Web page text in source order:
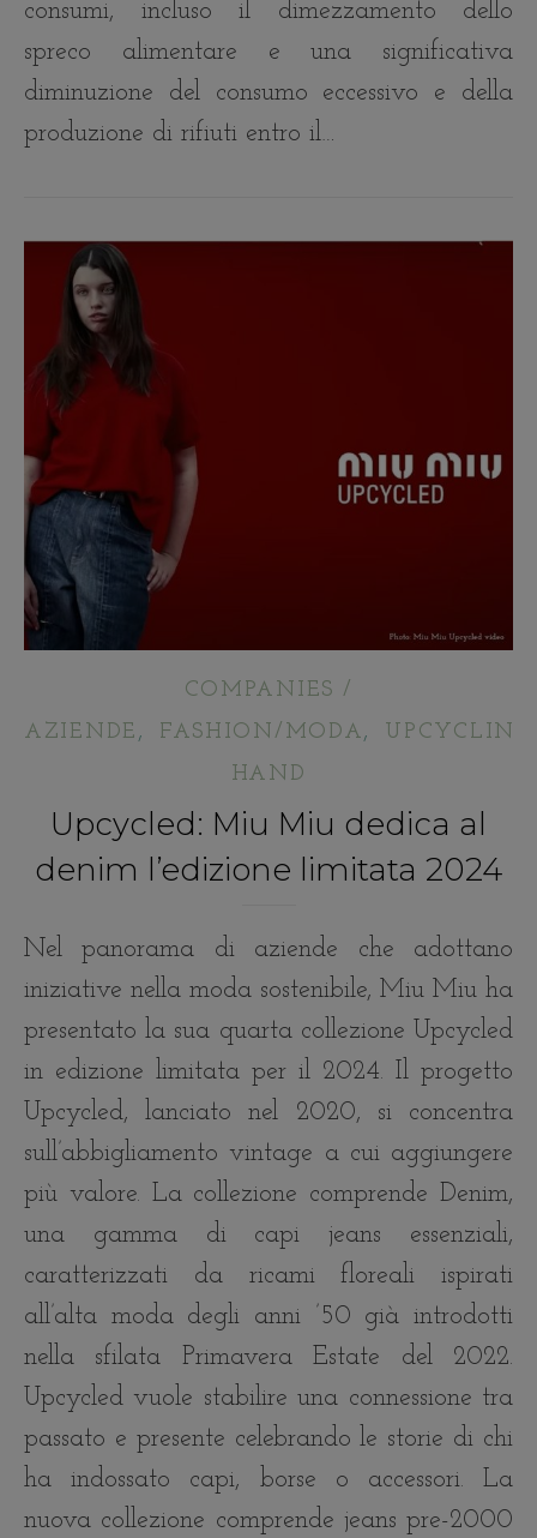
consumi, incluso il dimezzamento dello
spreco alimentare e una significativa
diminuzione del consumo eccessivo e della
produzione di rifiuti entro il…
COMPANIES /
AZIENDE , FASHION/MODA,
HAND
Upcycled: Miu Miu dedica al
denim l’edizione limitata 2024
Nel panorama di aziende che adottano
iniziative nella moda sostenibile, Miu Miu ha
presentato la sua quarta collezione Upcycled
in edizione limitata per il 2024. Il progetto
Upcycled, lanciato nel 2020, si concentra
sull’abbigliamento vintage a cui aggiungere
più valore. La collezione comprende Denim,
una gamma di capi jeans essenziali,
caratterizzati da ricami floreali ispirati
all’alta moda degli anni ’50 già introdotti
nella sfilata Primavera Estate del 2022.
Upcycled vuole stabilire una connessione tra
passato e presente celebrando le storie di chi
ha indossato capi, borse o accessori. La
nuova collezione comprende jeans pre-2000